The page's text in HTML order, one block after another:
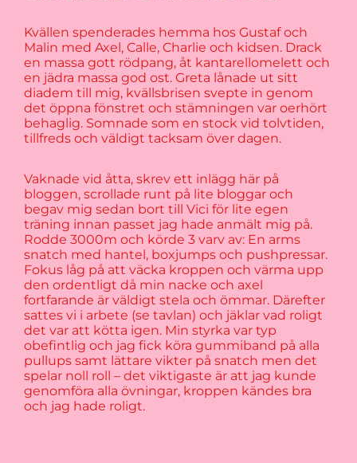
Kvällen spenderades hemma hos Gustaf och
Malin med Axel, Calle, Charlie och kidsen. Drack
en massa gott rödpang, åt kantarellomelett och
en jädra massa god ost. Greta lånade ut sitt
diadem till mig, kvällsbrisen svepte in genom
det öppna fönstret och stämningen var oerhört
behaglig. Somnade som en stock vid tolvtiden,
tillfreds och väldigt tacksam över dagen.
Vaknade vid åtta, skrev ett inlägg här på
bloggen, scrollade runt på lite bloggar och
begav mig sedan bort till Vici för lite egen
träning innan passet jag hade anmält mig på.
Rodde 3000m och körde 3 varv av: En arms
snatch med hantel, boxjumps och pushpressar.
Fokus låg på att väcka kroppen och värma upp
den ordentligt då min nacke och axel
fortfarande är väldigt stela och ömmar. Därefter
sattes vi i arbete (se tavlan) och jäklar vad roligt
det var att kötta igen. Min styrka var typ
obefintlig och jag fick köra gummiband på alla
pullups samt lättare vikter på snatch men det
spelar noll roll – det viktigaste är att jag kunde
genomföra alla övningar, kroppen kändes bra
och jag hade roligt.